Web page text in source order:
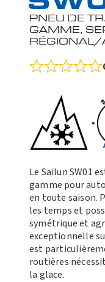
PNEU DE
GAMME,
RÉGIONAL/
Rated
of
5
Le Sailun SW01
gamme pour
en toute saison.
les temps et
symétrique et
exceptionnelle
est
routières
la glace.